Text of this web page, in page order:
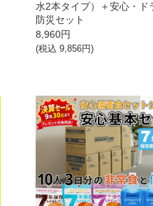
水2本タイプ）＋安心・ド
防災セット
8,960円
(税込9,856円)